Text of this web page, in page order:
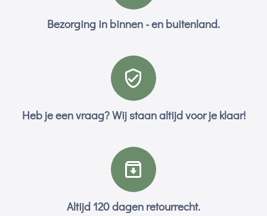
Bezorging in binnen - en buitenland.
Heb je een vraag? Wij staan altijd voor je klaar!
Altijd 120 dagen retourrecht.